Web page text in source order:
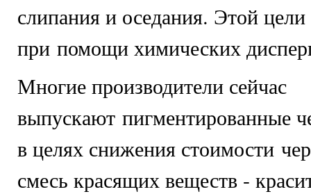
слипания и оседания. Этой
при помощи химических
Многие производители сейчас
выпускают пигментированные
в целях снижения стоимости
смесь красящих веществ -